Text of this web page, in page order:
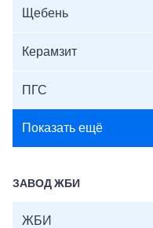
Щебень
Керамзит
ПГС
Показать ещё
ЗАВОД ЖБИ
ЖБИ